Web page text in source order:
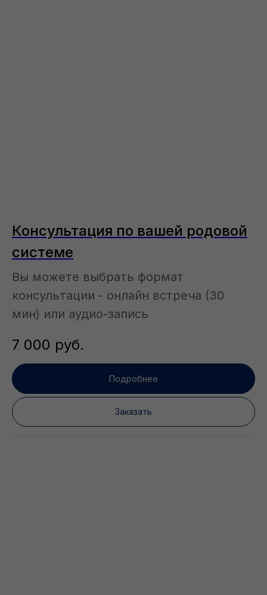
Консультация по вашей родовой
системе
Вы можете выбрать формат
консультации - онлайн встреча (30
мин) или аудио-запись
7 000 руб.
Подробнее
Заказать